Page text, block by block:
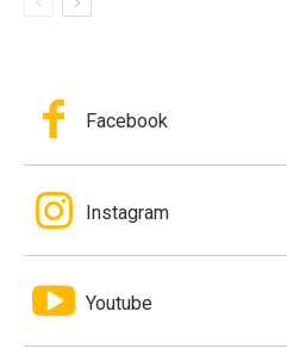
Facebook
Instagram
Youtube